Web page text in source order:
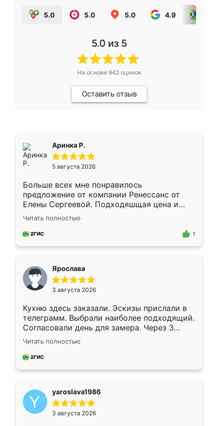
5.0 5.0 5.0 4.9
5.0 из 5
На основе 942оценок
Оставить отзыв
Аринка Р.
5 августа 2026
Больше всех мне понравилось
предложение от компании Ренессанс от
Елены Сергеевой. Подходяшщая цена и
короткие сроки изготовления. Приехавший
для замера сотрудник Владислав
предложил по моему эскизу самый
Читать полностью
1
Ярослава
3 августа 2026
Кухню здесь заказали. Эскизы прислали в
телеграмм. Выбрали наиболее подходящий.
Согласовали день для замера. Через 3
недели кухня была уже готова. Остались
довольны работой. Спасибо Ренессанс
мебель за качественную работу!
Читать полностью
yaroslava1986
3 августа 2026